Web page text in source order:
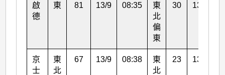
啟
德
東 81 13/9 08:35
東
北
偏
東
30 13/9
京
士
東
北
67 13/9 08:38
東
北
23 13/9